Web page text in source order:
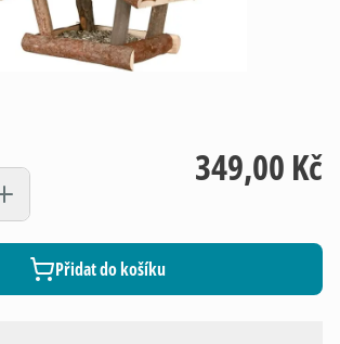
349,00 Kč
Přidat do košíku